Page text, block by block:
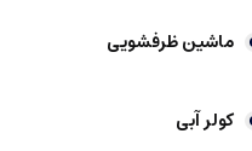
ماشین ظرفشویی
کولر آبی